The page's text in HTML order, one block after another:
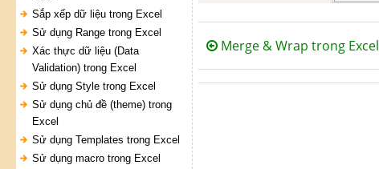
Sắp xếp dữ liệu trong Excel
Sử dụng Range trong Excel
Xác thực dữ liệu (Data
Validation) trong Excel
Sử dụng Style trong Excel
Sử dụng chủ đề (theme) trong
Excel
Sử dụng Templates trong Excel
Sử dụng macro trong Excel
Merge & Wrap trong Excel